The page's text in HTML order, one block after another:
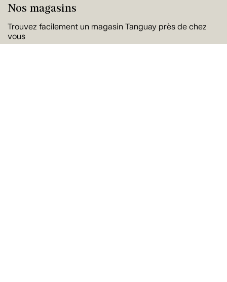
Nos magasins
Trouvez facilement un magasin Tanguay près de chez
vous